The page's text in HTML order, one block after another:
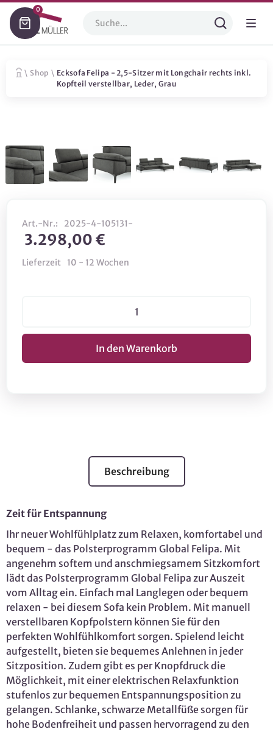
0
\ Shop \ Ecksofa Felipa - 2,5-Sitzer mit Longchair rechts inkl.
Kopfteil verstellbar, Leder, Grau
Art.-Nr.: 2025-4-105131-
3.298,00 €
Lieferzeit 10 - 12 Wochen
Beschreibung
Zeit für Entspannung
Ihr neuer Wohlfühlplatz zum Relaxen, komfortabel und
bequem - das Polsterprogramm Global Felipa. Mit
angenehm softem und anschmiegsamem Sitzkomfort
lädt das Polsterprogramm Global Felipa zur Auszeit
vom Alltag ein. Einfach mal Langlegen oder bequem
relaxen - bei diesem Sofa kein Problem. Mit manuell
verstellbaren Kopfpolstern können Sie für den
perfekten Wohlfühlkomfort sorgen. Spielend leicht
aufgestellt, bieten sie bequemes Anlehnen in jeder
Sitzposition. Zudem gibt es per Knopfdruck die
Möglichkeit, mit einer elektrischen Relaxfunktion
stufenlos zur bequemen Entspannungsposition zu
gelangen. Schlanke, schwarze Metallfüße sorgen für
hohe Bodenfreiheit und passen hervorragend zu den